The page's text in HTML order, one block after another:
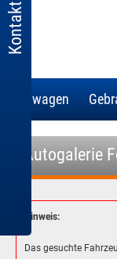
Kontakt
Neuwagen
- Autogalerie
Hinweis:
Das gesuchte